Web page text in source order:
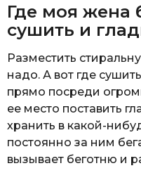
Где моя жена
сушить и
Разместить
надо. А вот где
прямо посреди
ее место поставить
хранить в какой-
постоянно за ним
вызывает беготню и